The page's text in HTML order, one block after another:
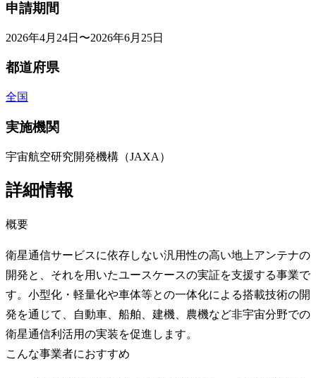
申請期間
2026年4月24日〜2026年6月25日
都道府県
全国
実施機関
宇宙航空研究開発機構（JAXA）
詳細情報
概要
衛星通信サービスに依存しない汎用性の高い地上アンテナの
開発と、それを用いたユースケースの実証を支援する事業で
す。小型化・軽量化や車体等との一体化による搭載技術の開
発を通じて、自動車、船舶、建機、農機など非宇宙分野での
衛星通信利活用の実装を促進します。
こんな事業者におすすめ